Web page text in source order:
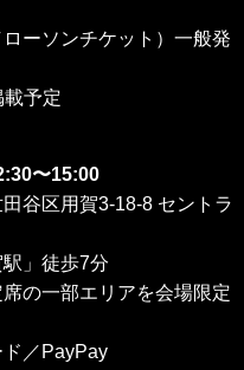
ーソンチケット）一般発
予定
〜15:00
谷区用賀3-18-8 セントラ
」徒歩7分
の一部エリアを会場限定
／PayPay